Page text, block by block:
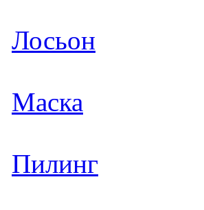
Лосьон
Маска
Пилинг